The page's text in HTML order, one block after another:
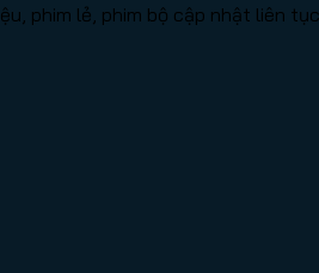
phim lẻ, phim bộ cập nhật liên